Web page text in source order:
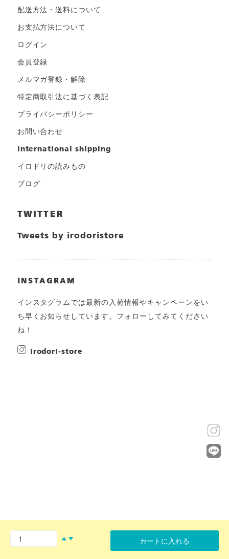
配送方法・送料について
お支払方法について
ログイン
会員登録
メルマガ登録・解除
特定商取引法に基づく表記
プライバシーポリシー
お問い合わせ
international shipping
イロドリの読みもの
ブログ
TWITTER
Tweets by irodoristore
INSTAGRAM
インスタグラムでは最新の入荷情報やキャンペーンをい
ち早くお知らせしています。フォローしてみてください
ね！
irodori-store